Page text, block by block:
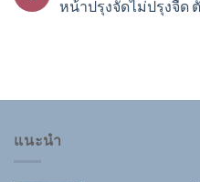
หน้าปรุงจัดไม่ปรุงจืด
แนะนำ